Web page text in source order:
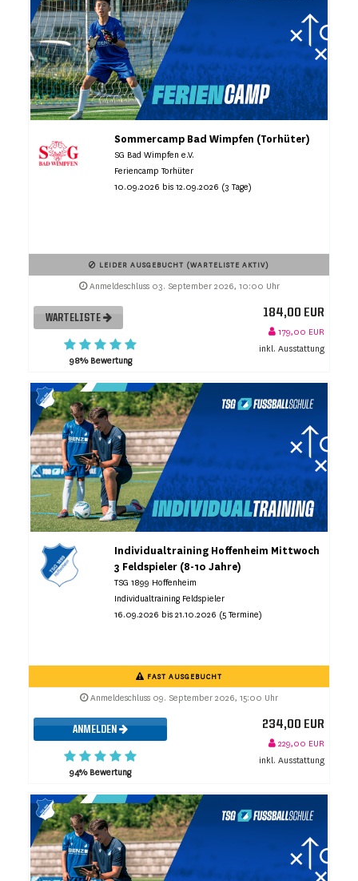
Sommercamp Bad Wimpfen (Torhüter)
SG Bad Wimpfen e.V.
Feriencamp Torhüter
10.09.2026 bis 12.09.2026 (3 Tage)
LEIDER AUSGEBUCHT (WARTELISTE AKTIV)
Anmeldeschluss 03. September 2026, 10:00 Uhr
WARTELISTE
98% Bewertung
184,00 EUR
179,00 EUR
inkl. Ausstattung
Individualtraining Hoffenheim Mittwoch
3 Feldspieler (8-10 Jahre)
TSG 1899 Hoffenheim
Individualtraining Feldspieler
16.09.2026 bis 21.10.2026 (5 Termine)
FAST AUSGEBUCHT
Anmeldeschluss 09. September 2026, 15:00 Uhr
ANMELDEN
94% Bewertung
234,00 EUR
229,00 EUR
inkl. Ausstattung